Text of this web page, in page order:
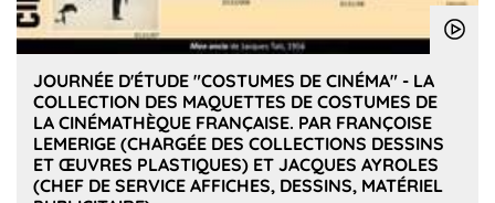
JOURNÉE D'ÉTUDE "COSTUMES DE CINÉMA" - LA
COLLECTION DES MAQUETTES DE COSTUMES DE
LA CINÉMATHÈQUE FRANÇAISE. PAR FRANÇOISE
LEMERIGE (CHARGÉE DES COLLECTIONS DESSINS
ET ŒUVRES PLASTIQUES) ET JACQUES AYROLES
(CHEF DE SERVICE AFFICHES, DESSINS, MATÉRIEL